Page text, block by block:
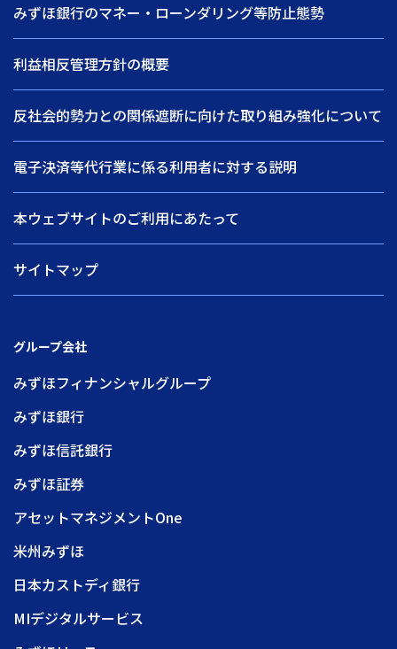
みずほ銀行のマネー・ローンダリング等防止態勢
利益相反管理方針の概要
反社会的勢力との関係遮断に向けた取り組み強化について
電子決済等代行業に係る利用者に対する説明
本ウェブサイトのご利用にあたって
サイトマップ
グループ会社
みずほフィナンシャルグループ
みずほ銀行
みずほ信託銀行
みずほ証券
アセットマネジメントOne
米州みずほ
日本カストディ銀行
MIデジタルサービス